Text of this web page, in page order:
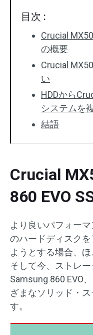
目次 :
Crucial
の概要
Crucial
い
HDDから
システムを
結語
Crucial
860 EVO
より良いパフォー
のハードディスク
ようとする場合、
そして今、ストレー
Samsung 860 EVO
ざまなソリッド・
す。